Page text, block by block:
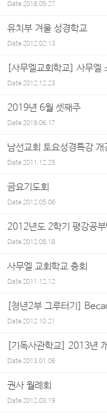
Date2018.05.27
유치부 겨울 성경학교
Date2012.02.13
[사무엘교회학교] 사무엘
Date2012.12.23
2019년 6월 셋째주
Date2019.06.17
남선교회 토요성경특강 개
Date2011.12.25
금요기도회
Date2012.05.06
2012년도 2학기 평강공
Date2012.08.18
사무엘 교회학교 총회
Date2011.12.12
[쳥년2부 그루터기]
Date2012.10.21
[기독사관학교] 2013년
Date2013.01.06
권사 월례회
Date2012.03.19